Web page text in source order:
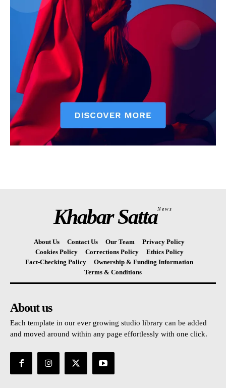
Khabar SattaNews
About Us Contact Us Our Team
Privacy Policy
Cookies Policy
Corrections Policy
Ethics Policy
Fact-Checking Policy
Ownership & Funding Information
Terms & Conditions
About us
Each template in our ever growing studio library can be added
and moved around within any page effortlessly with one click.